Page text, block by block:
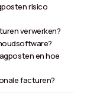
risico
verwerken?
en hoe
facturen?